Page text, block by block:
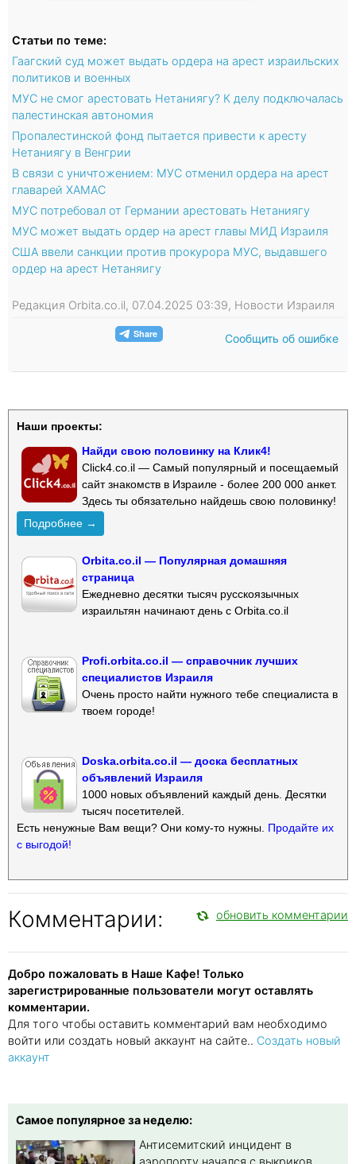
Статьи по теме:
Гаагский суд может выдать ордера на арест израильских
политиков и военных
МУС не смог арестовать Нетаниягу? К делу подключалась
палестинская автономия
Пропалестинской фонд пытается привести к аресту
Нетаниягу в Венгрии
В связи с уничтожением: МУС отменил ордера на арест
главарей ХАМАС
МУС потребовал от Германии арестовать Нетаниягу
МУС может выдать ордер на арест главы МИД Израиля
США ввели санкции против прокурора МУС, выдавшего
ордер на арест Нетаняигу
Редакция Orbita.co.il, 07.04.2025 03:39, Новости Израиля
Сообщить об ошибке
Наши проекты:
Найди свою половинку на Клик4!
Click4.co.il — Самый популярный и посещаемый
сайт знакомств в Израиле - более 200 000 анкет.
Здесь ты обязательно найдешь свою половинку!
Подробнее →
Orbita.co.il — Популярная домашняя
страница
Ежедневно десятки тысяч русскоязычных
израильтян начинают день с Orbita.co.il
Profi.orbita.co.il — справочник лучших
специалистов Израиля
Очень просто найти нужного тебе специалиста в
твоем городе!
Doska.orbita.co.il — доска бесплатных
объявлений Израиля
1000 новых объявлений каждый день. Десятки
тысяч посетителей.
Есть ненужные Вам вещи? Они кому-то нужны. Продайте их
с выгодой!
Комментарии: обновить комментарии
Добро пожаловать в Наше Кафе! Только
зарегистрированные пользователи могут оставлять
комментарии.
Для того чтобы оставить комментарий вам необходимо
войти или создать новый аккаунт на сайте.. Создать новый
аккаунт
Самое популярное за неделю:
Антисемитский инцидент в
аэропорту начался с выкриков